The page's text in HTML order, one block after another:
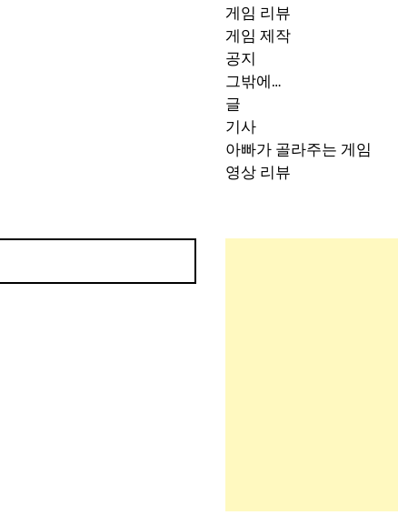
게임 리뷰
게임 제작
공지
그밖에…
글
기사
아빠가 골라주는 게임
영상 리뷰